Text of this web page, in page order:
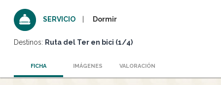
SERVICIO Dormir
Destinos: Ruta del Ter en bici (1/4)
FICHA IMÁGENES VALORACIÓN